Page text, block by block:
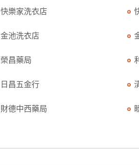
快樂家洗衣店
金池洗衣店
榮昌藥局
日昌五金行
財德中西藥局